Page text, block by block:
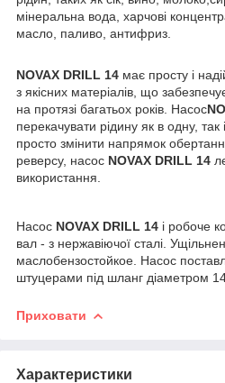
мінеральна вода, харчові
масло, паливо, антифриз.
NOVAX DRILL 14 має просту і
з якісних матеріалів, що
на протязі багатьох років. Насос
перекачувати рідину як в одну, так
просто змінити напрямок
реверсу, насос NOVAX DRILL 14
використання.
Насос NOVAX DRILL 14 і робоче
вал - з нержавіючої сталі.
маслобензостойкое. Насос
штуцерами під шланг діаметром
Приховати
Характеристики